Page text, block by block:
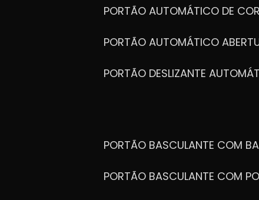
PORTÃO AUTOMÁTICO DE
PORTÃO AUTOMÁTICO
PORTÃO DESLIZANTE
PORTÃO BASCULANTE COM
PORTÃO BASCULANTE COM